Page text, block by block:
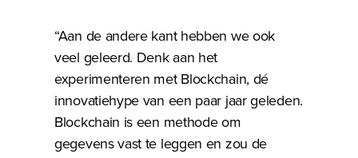
“Aan de andere kant hebben we ook
veel geleerd. Denk aan het
experimenteren met Blockchain, dé
innovatiehype van een paar jaar geleden.
Blockchain is een methode om
gegevens vast te leggen en zou de